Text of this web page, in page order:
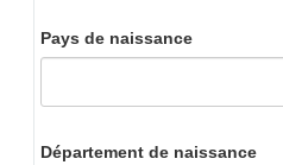
Pays de naissance
Département de naissance